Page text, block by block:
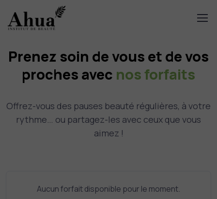
Prenez soin de vous et de vos
proches avec nos forfaits
Offrez-vous des pauses beauté régulières, à votre
rythme… ou partagez-les avec ceux que vous
aimez !
Aucun forfait disponible pour le moment.